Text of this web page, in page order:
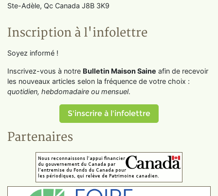
Ste-Adèle, Qc Canada J8B 3K9
Inscription à l'infolettre
Soyez informé !
Inscrivez-vous à notre Bulletin Maison Saine afin de recevoir
les nouveaux articles selon la fréquence de votre choix :
quotidien, hebdomadaire ou mensuel.
S'inscrire à l'infolettre
Partenaires